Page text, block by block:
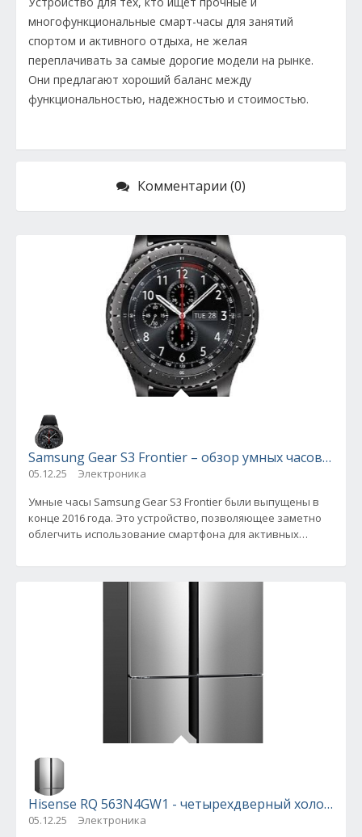
многофункциональные смарт-часы для занятий
спортом и активного отдыха, не желая
переплачивать за самые дорогие модели на рынке.
Они предлагают хороший баланс между
функциональностью, надежностью и стоимостью.
Комментарии (0)
Samsung Gear S3 Frontier – обзор умных часов в
05.12.25
Электроника
Умные часы Samsung Gear S3 Frontier были выпущены в
конце 2016 года. Это устройство, позволяющее заметно
облегчить использование смартфона для активных
Hisense RQ 563N4GW1 - четырехдверный
05.12.25
Электроника